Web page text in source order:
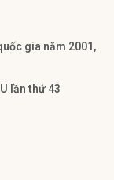
gia năm 2001,
lần thứ 43